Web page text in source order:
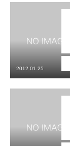
2012.01.25